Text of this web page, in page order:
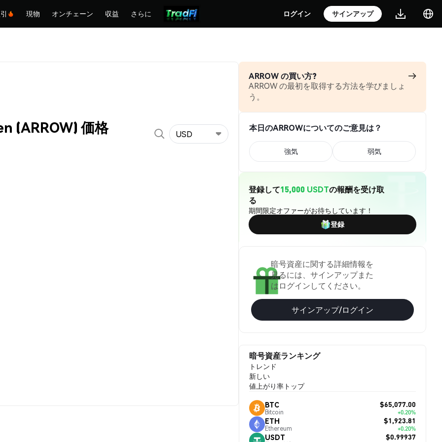
現物 オンチェーン 収益 さらに ログイン サインアップ
(ARROW) 価格 USD
ARROW の買い方?
ARROW の最初を取得する方法を学びましょ
う。
本日のARROWについてのご意見は？
強気 弱気
登録して15,000 USDTの報酬を受け取
る
期間限定オファーがお待ちしています！
登録
暗号資産に関する詳細情報を
見るには、サインアップまた
はログインしてください。
サインアップ/ログイン
暗号資産ランキング
トレンド
新しい
値上がり率トップ
BTC
Bitcoin
$65,077.00
+0.20%
ETH
Ethereum
$1,923.81
+0.20%
USDT $0.99937